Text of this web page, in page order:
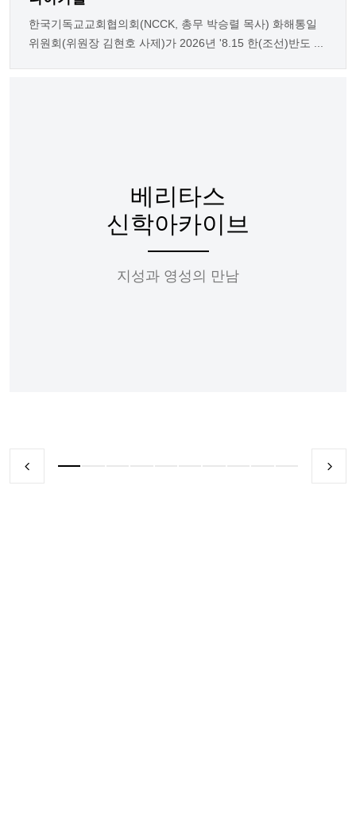
한국기독교교회협의회(NCCK, 총무 박승렬 목사) 화해통일
위원회(위원장 김현호 사제)가 2026년 '8.15 한(조선)반도 ...
베리타스
신학아카이브
지성과 영성의 만남